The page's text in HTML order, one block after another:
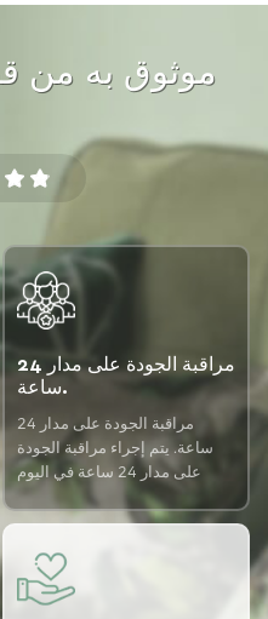
موثوق به من
مراقبة الجودة على مدار 24
ساعة.
مراقبة الجودة على مدار 24
ساعة. يتم إجراء مراقبة الجودة
على مدار 24 ساعة في اليوم
باستخدام نظام ضمان الجودة
USTER لضمان اتساق الجودة